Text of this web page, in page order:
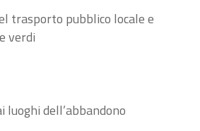
trasporto pubblico locale e
verdi
dell’abbandono